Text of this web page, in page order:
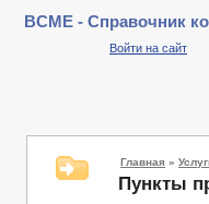
BCME - Справочник
Войти на сайт
Главная »
Пункты